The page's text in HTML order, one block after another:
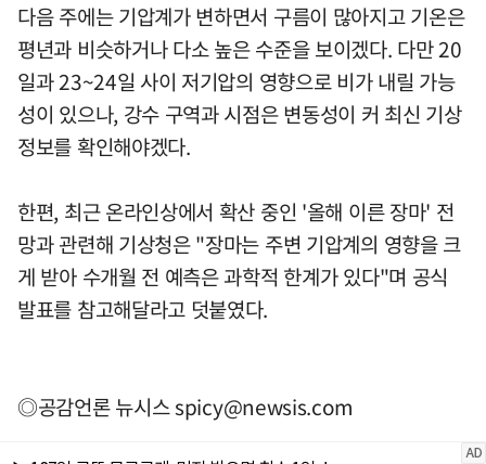
다음 주에는 기압계가 변하면서 구름이 많아지고 기온은
평년과 비슷하거나 다소 높은 수준을 보이겠다. 다만 20
일과 23~24일 사이 저기압의 영향으로 비가 내릴 가능
성이 있으나, 강수 구역과 시점은 변동성이 커 최신 기상
정보를 확인해야겠다.
한편, 최근 온라인상에서 확산 중인 '올해 이른 장마' 전
망과 관련해 기상청은 "장마는 주변 기압계의 영향을 크
게 받아 수개월 전 예측은 과학적 한계가 있다"며 공식
발표를 참고해달라고 덧붙였다.
◎공감언론 뉴시스spicy@newsis.com